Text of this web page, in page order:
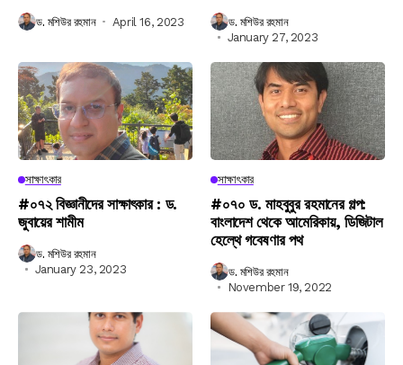
ড. মশিউর রহমান April 16, 2023
ড. মশিউর রহমান
January 27, 2023
সাক্ষাৎকার
#০৭২ বিজ্ঞানীদের সাক্ষাৎকার : ড.
জুবায়ের শামীম
ড. মশিউর রহমান
January 23, 2023
সাক্ষাৎকার
#০৭০ ড. মাহবুবুর রহমানের গল্প:
বাংলাদেশ থেকে আমেরিকায়, ডিজিটাল
হেল্থে গবেষণার পথ
ড. মশিউর রহমান
November 19, 2022